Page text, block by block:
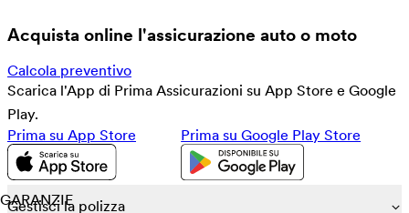
Acquista online l'assicurazione auto o moto
Calcola preventivo
GARANZIE
Scarica l'App di Prima Assicurazioni su App Store e Google
Play.
Prima su App Store
Prima su Google Play Store
Gestisci la polizza